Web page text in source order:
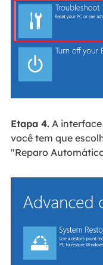
Etapa 4.A interface
você tem que
"Reparo